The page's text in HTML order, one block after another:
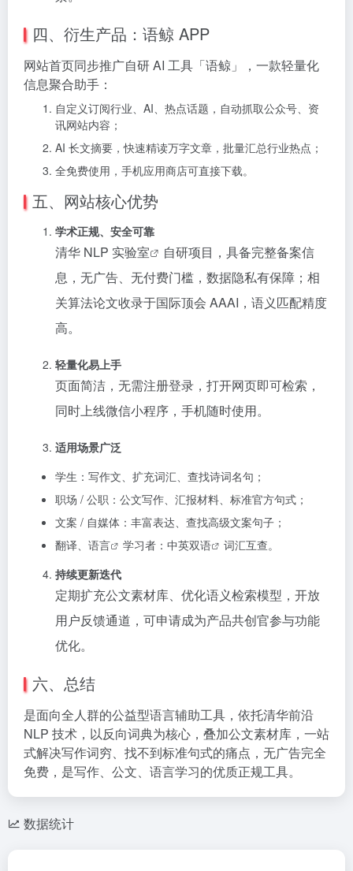
四、衍生产品：语鲸 APP
网站首页同步推广自研 AI 工具「语鲸」，一款轻量化
信息聚合助手：
自定义订阅行业、AI、热点话题，自动抓取公众号、资
讯网站内容；
AI 长文摘要，快速精读万字文章，批量汇总行业热点；
全免费使用，手机应用商店可直接下载。
五、网站核心优势
学术正规、安全可靠
清华 NLP 实验室
自研项目，具备完整备案信
息，无广告、无付费门槛，数据隐私有保障；相
关算法论文收录于国际顶会 AAAI，语义匹配精度
高。
轻量化易上手
页面简洁，无需注册登录，打开网页即可检索，
同时上线微信小程序，手机随时使用。
适用场景广泛
学生：写作文、扩充词汇、查找诗词名句；
职场 / 公职：公文写作、汇报材料、标准官方句式；
文案 / 自媒体：丰富表达、查找高级文案句子；
翻译、 语言 学习者：中英双语
词汇互查。
持续更新迭代
定期扩充公文素材库、优化语义检索模型，开放
用户反馈通道，可申请成为产品共创官参与功能
优化。
六、总结
是面向全人群的公益型语言辅助工具，依托清华前沿
NLP 技术，以反向词典为核心，叠加公文素材库，一站
式解决写作词穷、找不到标准句式的痛点，无广告完全
免费，是写作、公文、语言学习的优质正规工具。
数据统计